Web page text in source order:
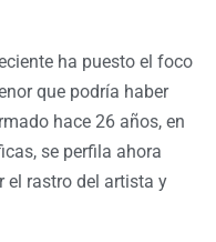
ha puesto el foco
que podría haber
hace 26 años, en
se perfila ahora
el rastro del artista y